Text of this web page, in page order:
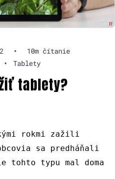
•
10m čítanie
• Tablety
tablety?
rokmi zažili
sa predháňali
tohto typu mal doma